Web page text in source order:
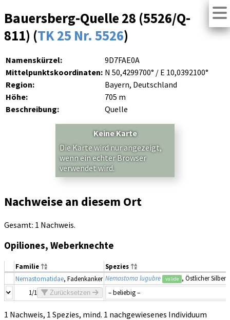
Bauersberg-Quelle 28 (5526/Q-
811) (TK 25 Nr. 5526)
Namenskürzel:
9D7FAE0A
Mittelpunktskoordinaten: N 50,4299700° / E 10,0392100°
Region:
Bayern, Deutschland
Höhe:
705 m
Beschreibung:
Quelle
Keine Karte
Die Karte wird nur angezeigt,
wenn ein echter Browser
verwendet wird.
Nachweise an diesem Ort
Gesamt: 1 Nachweis.
Opiliones, Weberknechte
Familie
Spezies
Nemastomatidae, Fadenkanker Nemastoma lugubre valide , Östlicher
1/1
Zurücksetzen
1 Nachweis, 1 Spezies, mind. 1 nachgewiesenes Individuum